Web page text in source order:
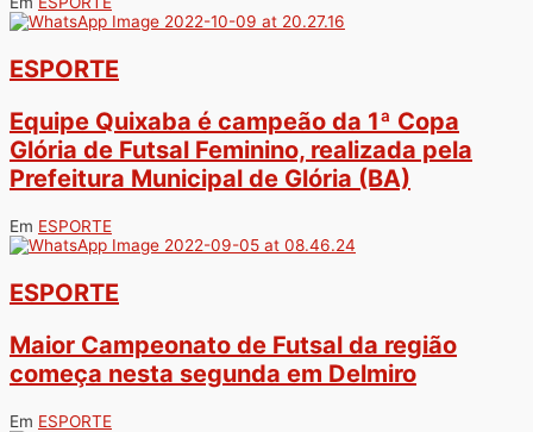
ESPORTE
Equipe Quixaba é campeão da 1ª Copa
Glória de Futsal Feminino, realizada pela
Prefeitura Municipal de Glória (BA)
Em ESPORTE
ESPORTE
Maior Campeonato de Futsal da região
começa nesta segunda em Delmiro
Em ESPORTE